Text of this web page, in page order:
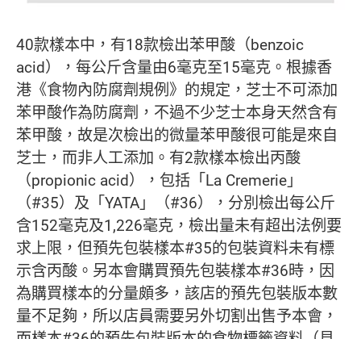
40款樣本中，有18款檢出苯甲酸（benzoic
acid），每公斤含量由6毫克至15毫克。根據香
港《食物內防腐劑規例》的規定，芝士不可添加
苯甲酸作為防腐劑，不過不少芝士本身天然含有
苯甲酸，故是次檢出的微量苯甲酸很可能是來自
芝士，而非人工添加。有2款樣本檢出丙酸
（propionic acid），包括「La Cremerie」
（#35）及「YATA」（#36），分別檢出每公斤
含152毫克及1,226毫克，檢出量未有超出法例要
求上限，但預先包裝樣本#35的包裝資料未有標
示含丙酸。另本會購買預先包裝樣本#36時，因
為購買樣本的分量頗多，該店的預先包裝版本數
量不足夠，所以店員需要另外切割出售予本會，